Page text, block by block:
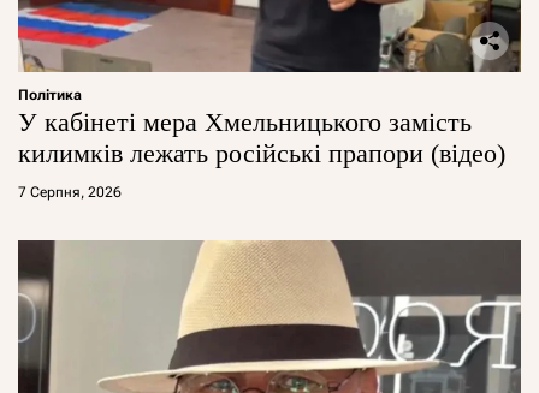
Політика
У кабінеті мера Хмельницького замість
килимків лежать російські прапори (відео)
7 Серпня, 2026